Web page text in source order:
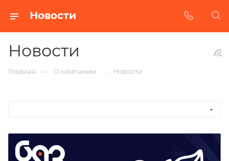
Новости
Новости
Главная — О компании — Новости